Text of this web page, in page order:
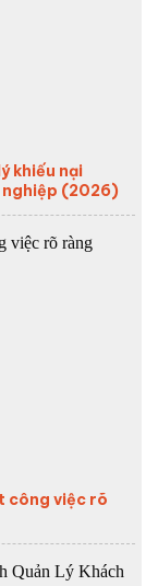
khiếu nại
nghiệp (2026)
công việc rõ